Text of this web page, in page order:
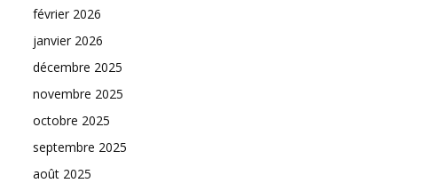
février 2026
janvier 2026
décembre 2025
novembre 2025
octobre 2025
septembre 2025
août 2025